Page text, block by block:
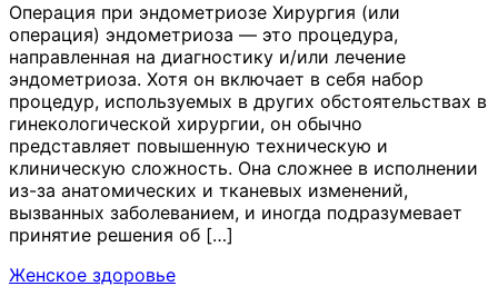
Операция при эндометриозе Хирургия (или
операция) эндометриоза — это процедура,
направленная на диагностику и/или лечение
эндометриоза. Хотя он включает в себя набор
процедур, используемых в других обстоятельствах в
гинекологической хирургии, он обычно
представляет повышенную техническую и
клиническую сложность. Она сложнее в исполнении
из-за анатомических и тканевых изменений,
вызванных заболеванием, и иногда подразумевает
принятие решения об […]
Женское здоровье